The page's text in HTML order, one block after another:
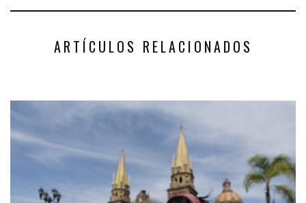
ARTÍCULOS RELACIONADOS